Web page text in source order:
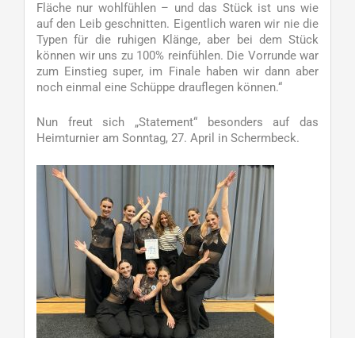
Fläche nur wohlfühlen – und das Stück ist uns wie
auf den Leib geschnitten. Eigentlich waren wir nie die
Typen für die ruhigen Klänge, aber bei dem Stück
können wir uns zu 100% reinfühlen. Die Vorrunde war
zum Einstieg super, im Finale haben wir dann aber
noch einmal eine Schüppe drauflegen können.“
Nun freut sich „Statement“ besonders auf das
Heimturnier am Sonntag, 27. April in Schermbeck.